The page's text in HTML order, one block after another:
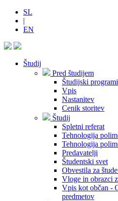
SL
|
EN
Študij
Pred študijem
Študijski programi
Vpis
Nastanitev
Cenik storitev
Študij
Spletni referat
Tehnologija
Tehnologija
Predavatelji
Študentski svet
Obvestila za
Vloge in obrazci
Vpis kot občan -
predmetov